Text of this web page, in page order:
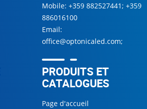
Mobile: +359 882527441 ; +359
886016100
Email:
office@optonicaled.com;
PRODUITS ET
CATALOGUES
Page d'accueil